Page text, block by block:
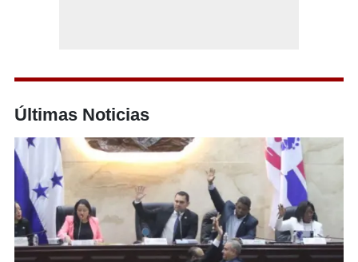
Últimas Noticias